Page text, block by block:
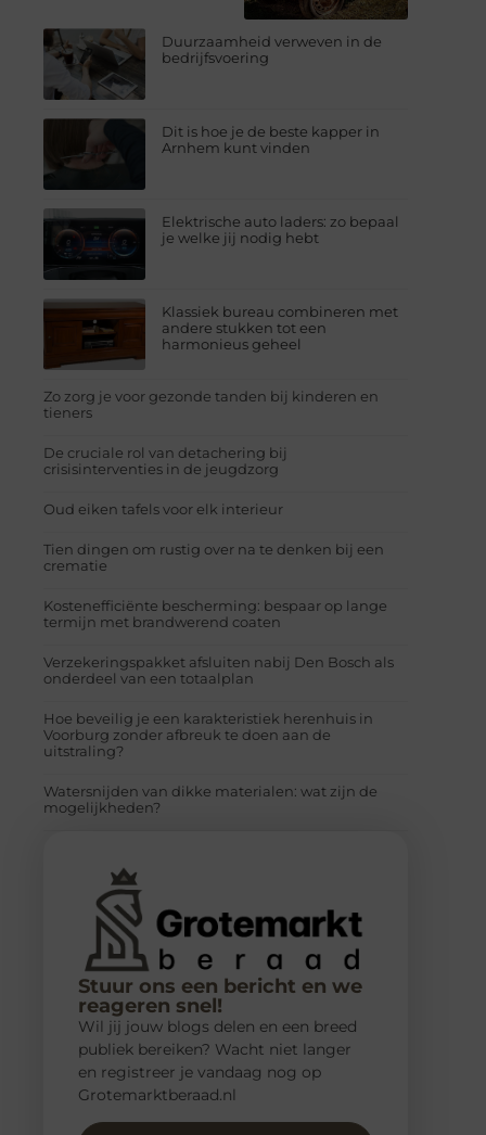
Duurzaamheid verweven in de
bedrijfsvoering
Dit is hoe je de beste kapper in
Arnhem kunt vinden
Elektrische auto laders: zo bepaal
je welke jij nodig hebt
Klassiek bureau combineren met
andere stukken tot een
harmonieus geheel
Zo zorg je voor gezonde tanden bij kinderen en
tieners
De cruciale rol van detachering bij
crisisinterventies in de jeugdzorg
Oud eiken tafels voor elk interieur
Tien dingen om rustig over na te denken bij een
crematie
Kostenefficiënte bescherming: bespaar op lange
termijn met brandwerend coaten
Verzekeringspakket afsluiten nabij Den Bosch als
onderdeel van een totaalplan
Hoe beveilig je een karakteristiek herenhuis in
Voorburg zonder afbreuk te doen aan de
uitstraling?
Watersnijden van dikke materialen: wat zijn de
mogelijkheden?
Stuur ons een bericht en we
reageren snel!
Wil jij jouw blogs delen en een breed
publiek bereiken? Wacht niet langer
en registreer je vandaag nog op
Grotemarktberaad.nl